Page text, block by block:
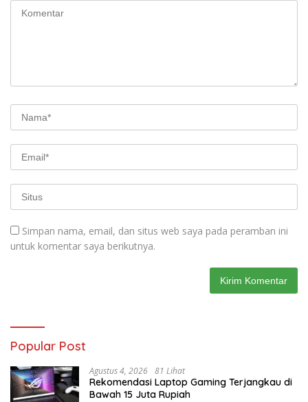
Simpan nama, email, dan situs web saya pada peramban ini
untuk komentar saya berikutnya.
Popular Post
Agustus 4, 2026 81 Lihat
Rekomendasi Laptop Gaming Terjangkau di
Bawah 15 Juta Rupiah